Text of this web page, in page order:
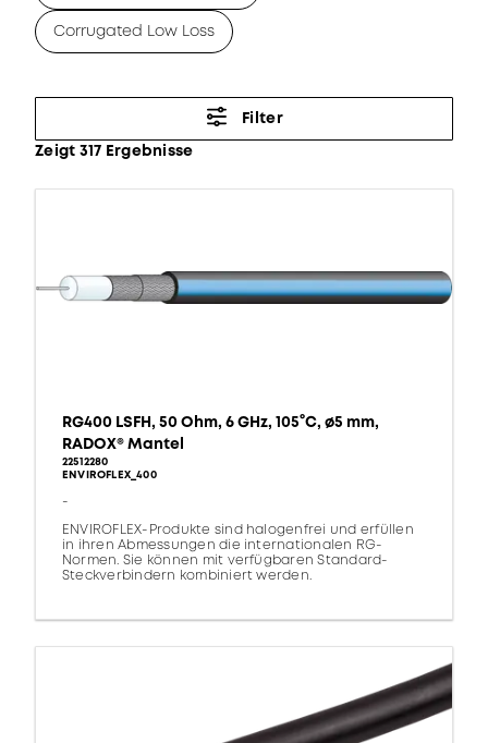
Corrugated Low Loss
Filter
Zeigt 317 Ergebnisse
RG400 LSFH, 50 Ohm, 6 GHz, 105°C, ø5 mm,
RADOX® Mantel
22512280
ENVIROFLEX_400
-
ENVIROFLEX-Produkte sind halogenfrei und erfüllen
in ihren Abmessungen die internationalen RG-
Normen. Sie können mit verfügbaren Standard-
Steckverbindern kombiniert werden.